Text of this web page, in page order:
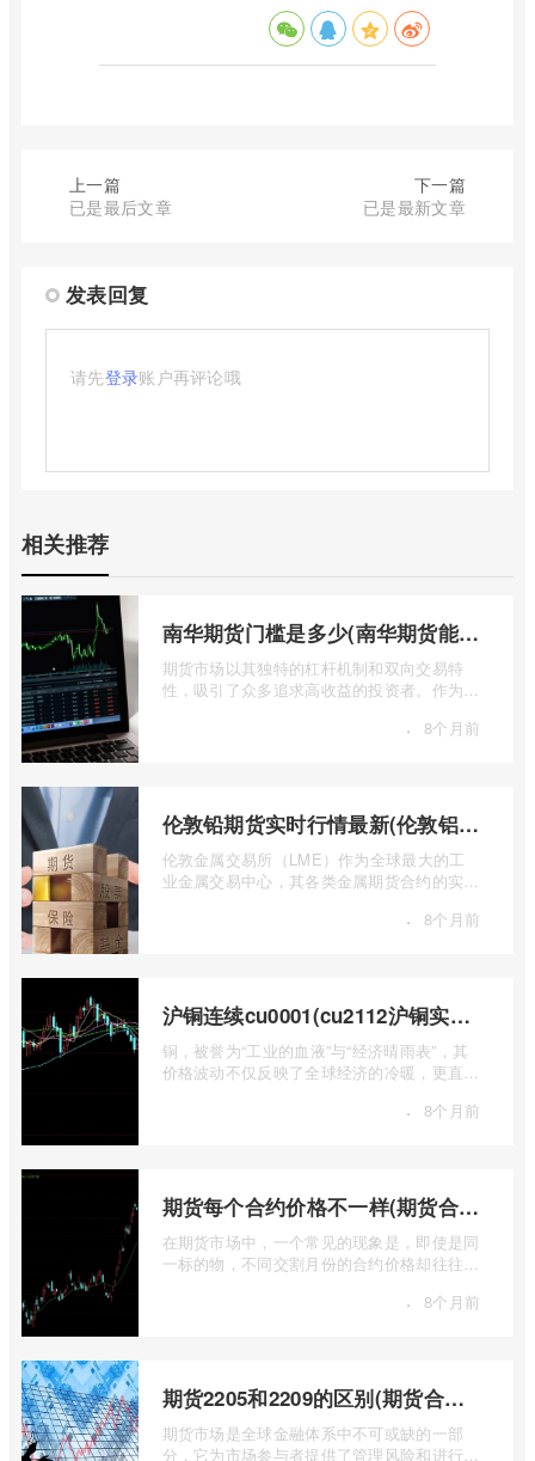
上一篇
已是最后文章
下一篇
已是最新文章
发表回复
请先登录账户再评论哦
相关推荐
南华期货门槛是多少(南华期货能做国际期货吗)
期货市场以其独特的杠杆机制和双向交易特
性，吸引了众多追求高收益的投资者。作为中
· 8个月前
伦敦铅期货实时行情最新(伦敦铝锡期货实时行情)
伦敦金属交易所（LME）作为全球最大的工
业金属交易中心，其各类金属期货合约的实时
· 8个月前
沪铜连续cu0001(cu2112沪铜实时行情)
铜，被誉为“工业的血液”与“经济晴雨表”，其
价格波动不仅反映了全球经济的冷暖，更直接
· 8个月前
期货每个合约价格不一样(期货合约之间的价格差)
在期货市场中，一个常见的现象是，即使是同
一标的物，不同交割月份的合约价格却往往不
· 8个月前
期货2205和2209的区别(期货合约2205什么意思)
期货市场是全球金融体系中不可或缺的一部
分，它为市场参与者提供了管理风险和进行价